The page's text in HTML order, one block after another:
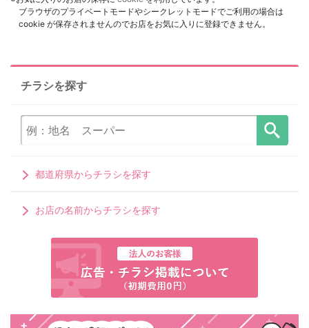
ブラウザのプライベートモードやシークレットモードでご利用の場合は
cookie が保存されませんのでお店をお気に入りに登録できません。
チラシを探す
都道府県からチラシを探す
お店の名前からチラシを探す